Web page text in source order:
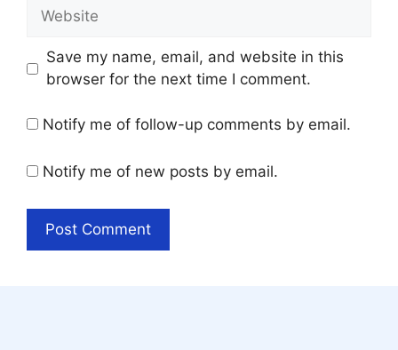
Website
Save my name, email, and website in this
browser for the next time I comment.
Notify me of follow-up comments by email.
Notify me of new posts by email.